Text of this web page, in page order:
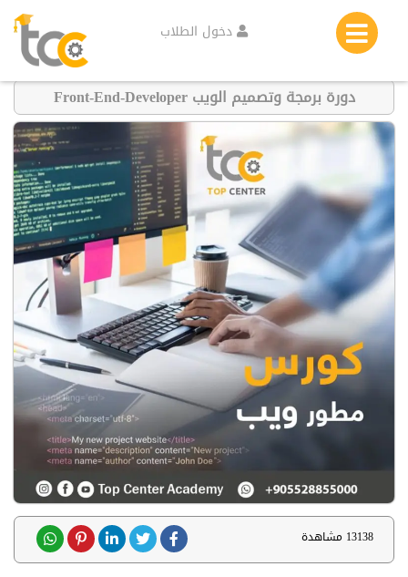
دخول الطلاب
دورة برمجة وتصميم الويب Front-End-Developer
13138 مشاهدة